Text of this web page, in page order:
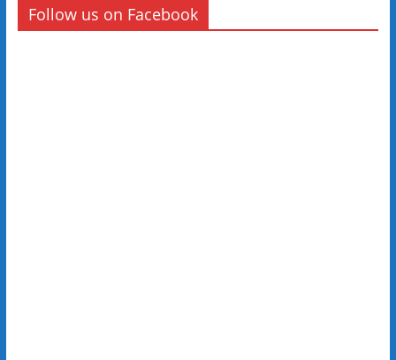
Follow us on Facebook